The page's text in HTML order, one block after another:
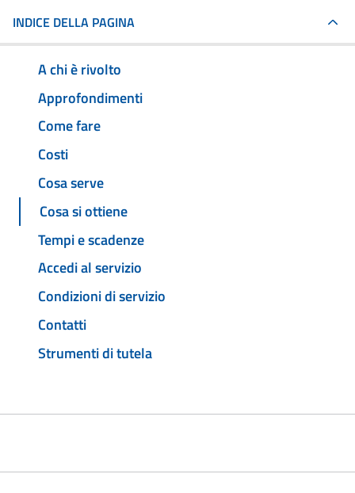
INDICE DELLA PAGINA
A chi è rivolto
Approfondimenti
Come fare
Costi
Cosa serve
Cosa si ottiene
Tempi e scadenze
Accedi al servizio
Condizioni di servizio
Contatti
Strumenti di tutela